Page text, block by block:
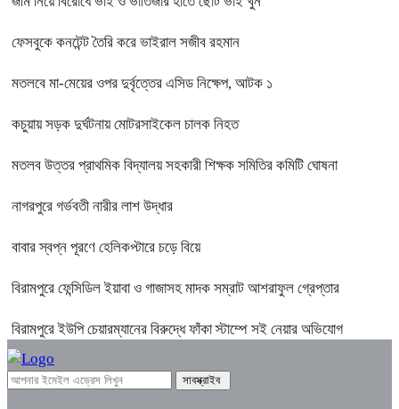
ফেসবুকে কনটেন্ট তৈরি করে ভাইরাল সজীব রহমান
মতলবে মা-মেয়ের ওপর দুর্বৃত্তের এসিড নিক্ষেপ, আটক ১
কচুয়ায় সড়ক দুর্ঘটনায় মোটরসাইকেল চালক নিহত
মতলব উত্তর প্রাথমিক বিদ্যালয় সহকারী শিক্ষক সমিতির কমিটি ঘোষনা
নাগরপুরে গর্ভবতী নারীর লাশ উদ্ধার
বাবার স্বপ্ন পূরণে হেলিকপ্টারে চড়ে বিয়ে
বিরামপুরে ফেন্সিডিল ইয়াবা ও গাজাসহ মাদক সম্রাট আশরাফুল গ্রেপ্তার
বিরামপুরে ইউপি চেয়ারম্যানের বিরুদ্ধে ফাঁকা স্টাম্পে সই নেয়ার অভিযোগ